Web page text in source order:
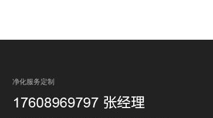
净化服务定制